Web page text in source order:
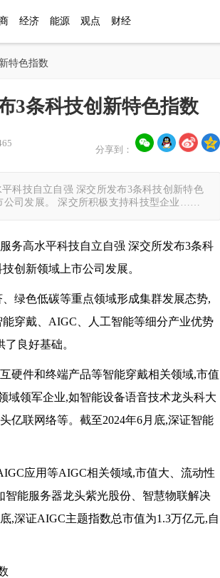
经济 能源 观点 财经
特色指数
3条科技创新特色指数
分享到：
科技自立自强 深交所发布3条科技创新特色
公司发展。 深交所积极支持科技型企业……
务高水平科技自立自强 深交所发布3条科
创新领域上市公司发展。
绿色低碳等重点领域形成集群发展态势,
穿戴、AIGC、人工智能等细分产业优势
良好基础。
硬件和终端产品等智能穿戴相关领域,市值
域领军企业,如智能设备语音技术龙头科大
亿联网络等。截至2024年6月底,深证智能
应用等AIGC相关领域,市值大、流动性
能服务器龙头紫光股份、智慧物联解决
,深证AIGC主题指数总市值为1.3万亿元,自